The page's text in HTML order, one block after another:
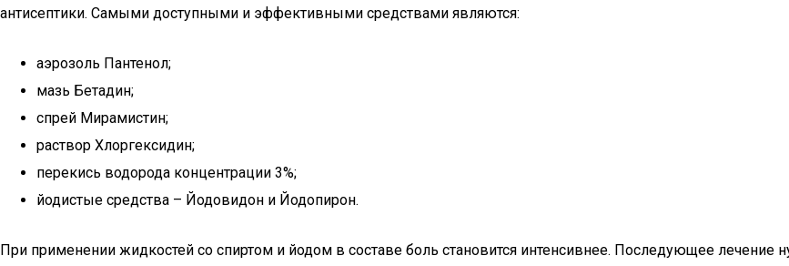
антисептики. Самыми доступными и эффективными средствами являются:
аэрозоль Пантенол;
мазь Бетадин;
спрей Мирамистин;
раствор Хлоргексидин;
перекись водорода концентрации 3%;
йодистые средства – Йодовидон и Йодопирон.
При применении жидкостей со спиртом и йодом в составе боль становится интенсивнее. Последующее